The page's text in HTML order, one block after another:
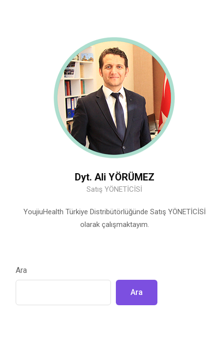
Dyt. Ali YÖRÜMEZ
Satış YÖNETİCİSİ
YoujiuHealth Türkiye Distribütörlüğünde Satış YÖNETİCİSİ
olarak çalışmaktayım.
Ara
Ara